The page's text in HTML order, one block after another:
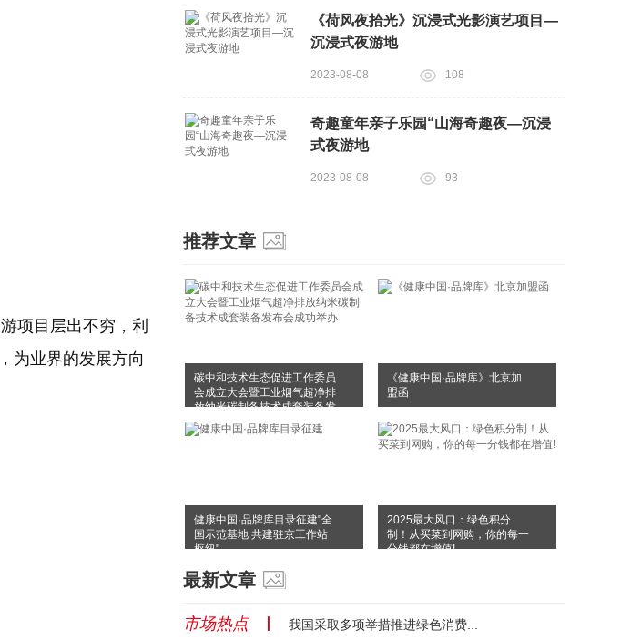
项目层出不穷，利
为业界的发展方向
《荷风夜拾光》沉浸式光影演艺项目—
沉浸式夜游地
2023-08-08 108
奇趣童年亲子乐园“山海奇趣夜—沉浸
式夜游地
2023-08-08 93
推荐文章
碳中和技术生态促进工作委员
会成立大会暨工业烟气超净排
放纳米碳制备技术成套装备发
布会成功举办
《健康中国·品牌库》北京加
盟函
健康中国·品牌库目录征建"全
国示范基地 共建驻京工作站
枢纽"
2025最大风口：绿色积分
制！从买菜到网购，你的每一
分钱都在增值!
最新文章
市场热点 我国采取多项举措推进绿色消费...